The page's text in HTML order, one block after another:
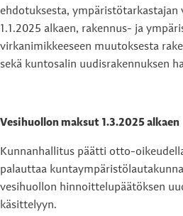
ehdotuksesta, ympäristötarkastajan
1.1.2025 alkaen, rakennus- ja
virkanimikkeeseen muutoksesta
sekä kuntosalin uudisrakennuksen
Vesihuollon maksut 1.3.2025 alkaen
Kunnanhallitus päätti otto-
palauttaa
vesihuollon hinnoittelupäätöksen
käsittelyyn.